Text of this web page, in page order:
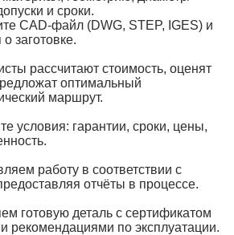
и сроки.
CAD‑файл (DWG, STEP, IGES) и
заготовке.
рассчитают стоимость, оценят
оптимальный
маршрут.
условия: гарантии, сроки, цены,
работу в соответствии с
отчёты в процессе.
готовую деталь с сертификатом
и рекомендациями по эксплуатации.